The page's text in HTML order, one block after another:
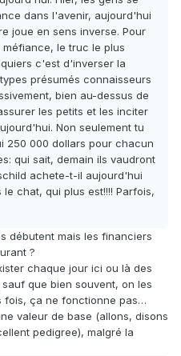
dans l'avenir, aujourd'hui
joue en sens inverse. Pour
le truc le plus
c'est d'inverser la
présumés connaisseurs
bien au-dessus de
les petits et les inciter
Non seulement tu
250 000 dollars pour chacun
qui sait, demain ils vaudront
achete-t-il aujourd'hui
chat, qui plus est!!!! Parfois,
débutent mais les financiers
?
chaque jour ici ou là des
que bien souvent, on les
fois, ça ne fonctionne pas…
valeur de base (allons, disons
pedigree), malgré la